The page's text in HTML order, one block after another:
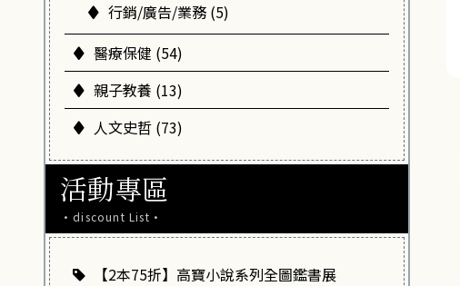
行銷/廣告/業務 (5)
醫療保健 (54)
親子教養 (13)
人文史哲 (73)
活動專區
·discount List·
【2本75折】高寶小說系列全圖鑑書展